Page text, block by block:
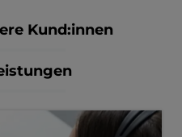
Kund:innen